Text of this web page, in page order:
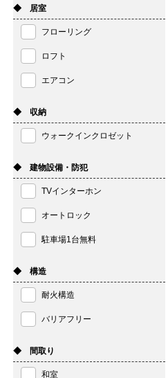
◆ 居室
フローリング
ロフト
エアコン
◆ 収納
ウォークインクロゼット
◆ 建物設備・防犯
TVインターホン
オートロック
駐車場1台無料
◆ 構造
耐火構造
バリアフリー
◆ 間取り
和室